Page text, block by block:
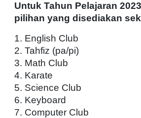
Untuk Tahun Pelajaran
pilihan yang disediakan
1. English Club
2. Tahfiz (pa/pi)
3. Math Club
4. Karate
5. Science Club
6. Keyboard
7. Computer Club